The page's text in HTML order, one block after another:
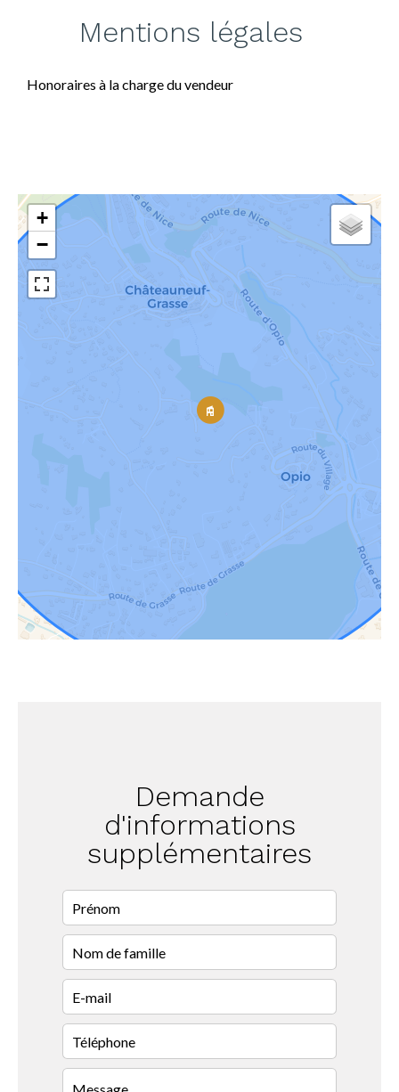
Mentions légales
Honoraires à la charge du vendeur
+
−
Demande
d'informations
supplémentaires